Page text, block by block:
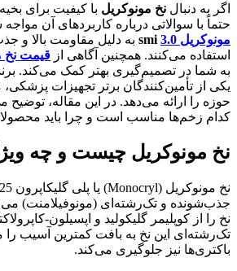
اگر به دنبال نخ مونوکریل با کیفیت برای
حتماً با سوالاتی درباره کاربردهای آن
مونوکریل 3.0
به دلیل مقاومت بالا و
استفاده می‌کنند. همچنین آگاهی از قیمت نخ
به شما در تصمیم‌گیری بهتر کمک می‌کند.
یکی از تأمین‌کنندگان برتر تجهیزات
حوزه را ارائه می‌دهد. در این مقاله، توضیح
کدام زخم‌ها مناسب است و چرا باید
نخ مونوکریل چیست و چه
جذب‌شونده و تک‌رشته‌ای (مونوفیلامنت)
نخ را از کوپلیمر گلیکولید و اپسیلون-
تک‌رشته‌ای این نخ به بافت کمترین آسیب را
باکتری‌ها نیز جلوگیری می‌کند.